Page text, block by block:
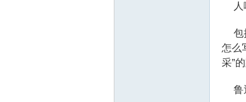
人
包
怎么
采”
鲁